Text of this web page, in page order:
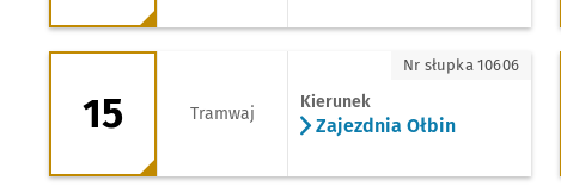
15 - kierunek Zajezdnia Ołbin
15 Tramwaj
Kierunek
Zajezdnia Ołbin
Nr słupka 10606